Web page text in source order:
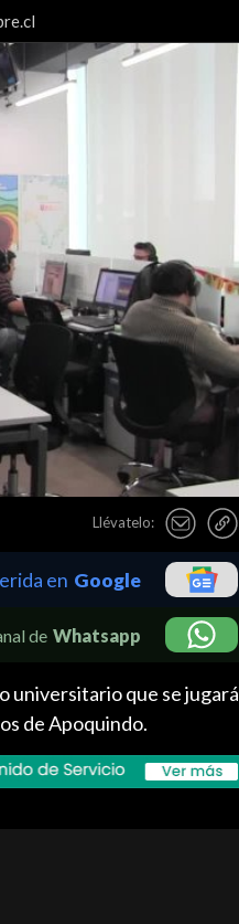
Llévatelo:
en Google
de Whatsapp
universitario que se jugará
de Apoquindo.